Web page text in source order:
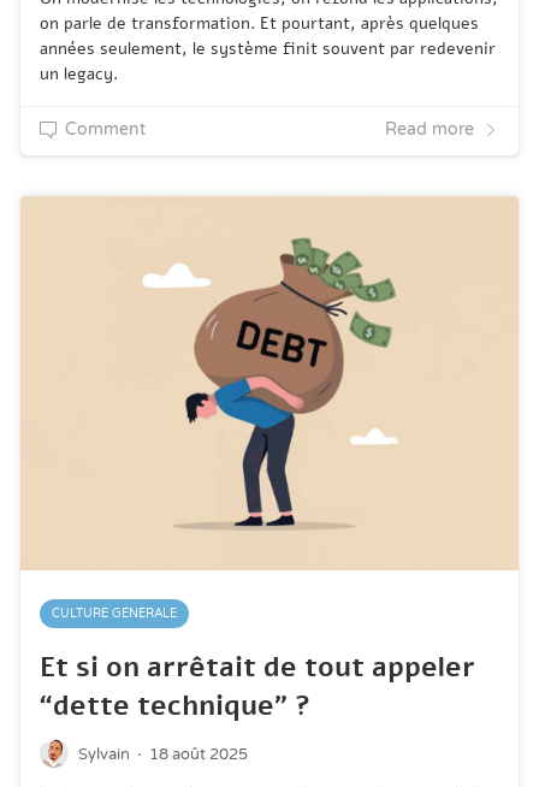
on parle de transformation. Et pourtant, après quelques
années seulement, le système finit souvent par redevenir
un legacy.
Comment Read more
CULTURE GÉNÉRALE
Et si on arrêtait de tout appeler
“dette technique” ?
Sylvain · 18 août 2025